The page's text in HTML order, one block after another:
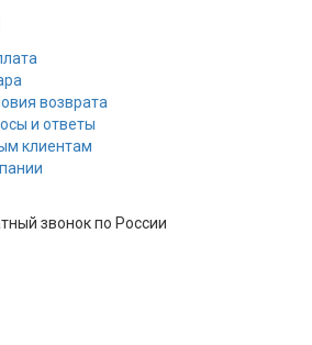
возврата
и ответы
клиентам
звонок по России